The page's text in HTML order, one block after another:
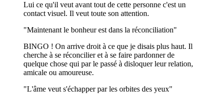
Lui ce qu'il veut avant tout de cette personne c'est un
contact visuel. Il veut toute son attention.
"Maintenant le bonheur est dans la réconciliation"
BINGO ! On arrive droit à ce que je disais plus haut. Il
cherche à se réconcilier et à se faire pardonner de
quelque chose qui par le passé à disloquer leur relation,
amicale ou amoureuse.
"L'âme veut s'échapper par les orbites des yeux"